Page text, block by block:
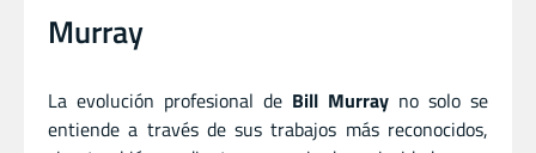
Murray
La evolución profesional de Bill Murray no solo se
entiende a través de sus trabajos más reconocidos,